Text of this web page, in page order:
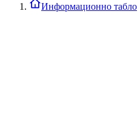
Информационно табло